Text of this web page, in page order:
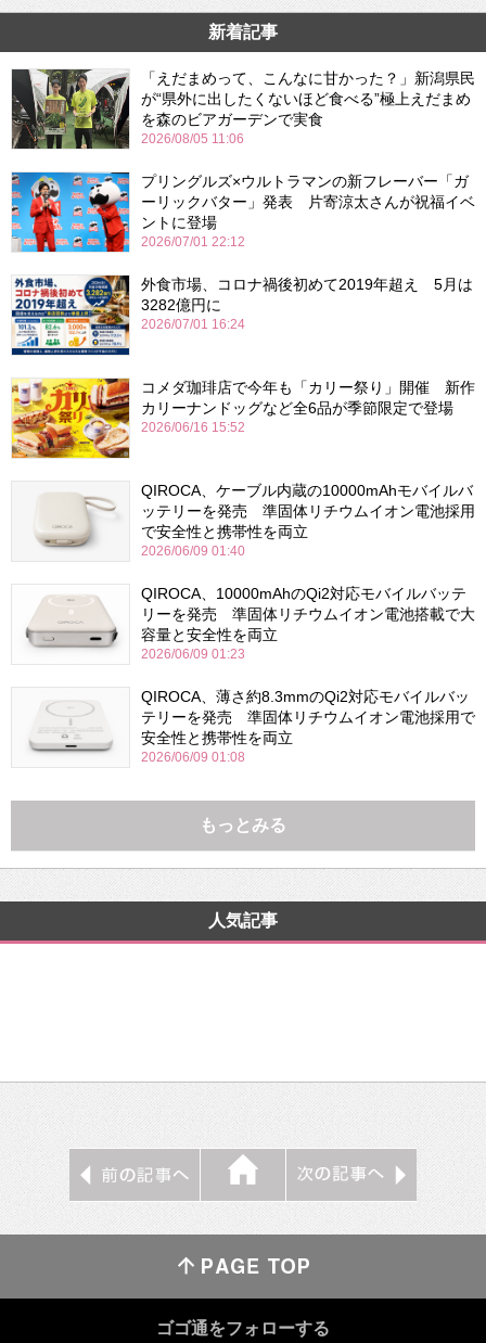
新着記事
「えだまめって、こんなに甘かった？」新潟県民
が“県外に出したくないほど食べる”極上えだまめ
を森のビアガーデンで実食
2026/08/05 11:06
プリングルズ×ウルトラマンの新フレーバー「ガ
ーリックバター」発表 片寄涼太さんが祝福イベ
ントに登場
2026/07/01 22:12
外食市場、コロナ禍後初めて2019年超え 5月は
3282億円に
2026/07/01 16:24
コメダ珈琲店で今年も「カリー祭り」開催 新作
カリーナンドッグなど全6品が季節限定で登場
2026/06/16 15:52
QIROCA、ケーブル内蔵の10000mAhモバイルバ
ッテリーを発売 準固体リチウムイオン電池採用
で安全性と携帯性を両立
2026/06/09 01:40
QIROCA、10000mAhのQi2対応モバイルバッテ
リーを発売 準固体リチウムイオン電池搭載で大
容量と安全性を両立
2026/06/09 01:23
QIROCA、薄さ約8.3mmのQi2対応モバイルバッ
テリーを発売 準固体リチウムイオン電池採用で
安全性と携帯性を両立
2026/06/09 01:08
もっとみる
人気記事
ゴゴ通をフォローする